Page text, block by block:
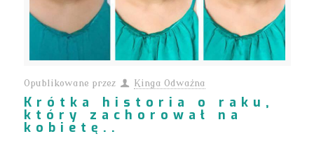
Opublikowane przez Kinga Odważna
Krótka historia o raku,
który zachorował na
kobietę..